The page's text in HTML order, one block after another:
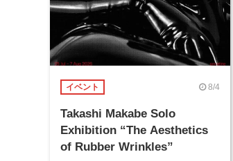
イベント 8/4
Takashi Makabe Solo
Exhibition “The Aesthetics
of Rubber Wrinkles”